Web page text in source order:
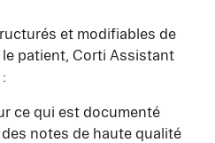
et modifiables de
patient, Corti Assistant
ce qui est documenté
notes de haute qualité